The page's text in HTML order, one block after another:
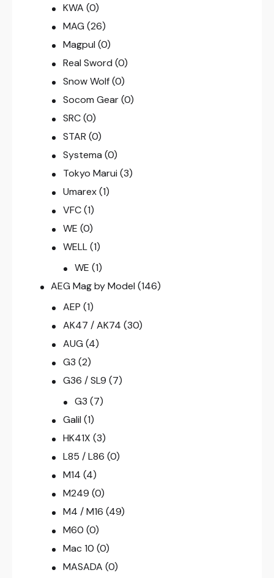
KWA (0)
MAG (26)
Magpul (0)
Real Sword (0)
Snow Wolf (0)
Socom Gear (0)
SRC (0)
STAR (0)
Systema (0)
Tokyo Marui (3)
Umarex (1)
VFC (1)
WE (0)
WELL (1)
WE (1)
AEG Mag by Model (146)
AEP (1)
AK47 / AK74 (30)
AUG (4)
G3 (2)
G36 / SL9 (7)
G3 (7)
Galil (1)
HK41X (3)
L85 / L86 (0)
M14 (4)
M249 (0)
M4 / M16 (49)
M60 (0)
Mac 10 (0)
MASADA (0)